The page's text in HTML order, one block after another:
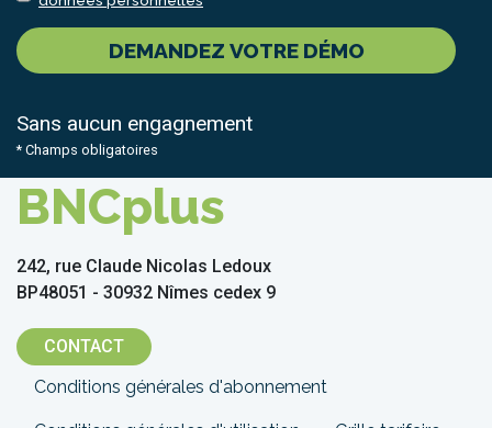
DEMANDEZ VOTRE DÉMO
Sans aucun engagnement
* Champs obligatoires
BNCplus
242, rue Claude Nicolas Ledoux
BP48051 - 30932 Nîmes cedex 9
CONTACT
Menu
Conditions générales d'abonnement